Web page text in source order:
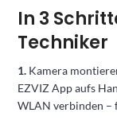
In 3
Techniker
1. Kamera
EZVIZ App aufs
WLAN verbinden –